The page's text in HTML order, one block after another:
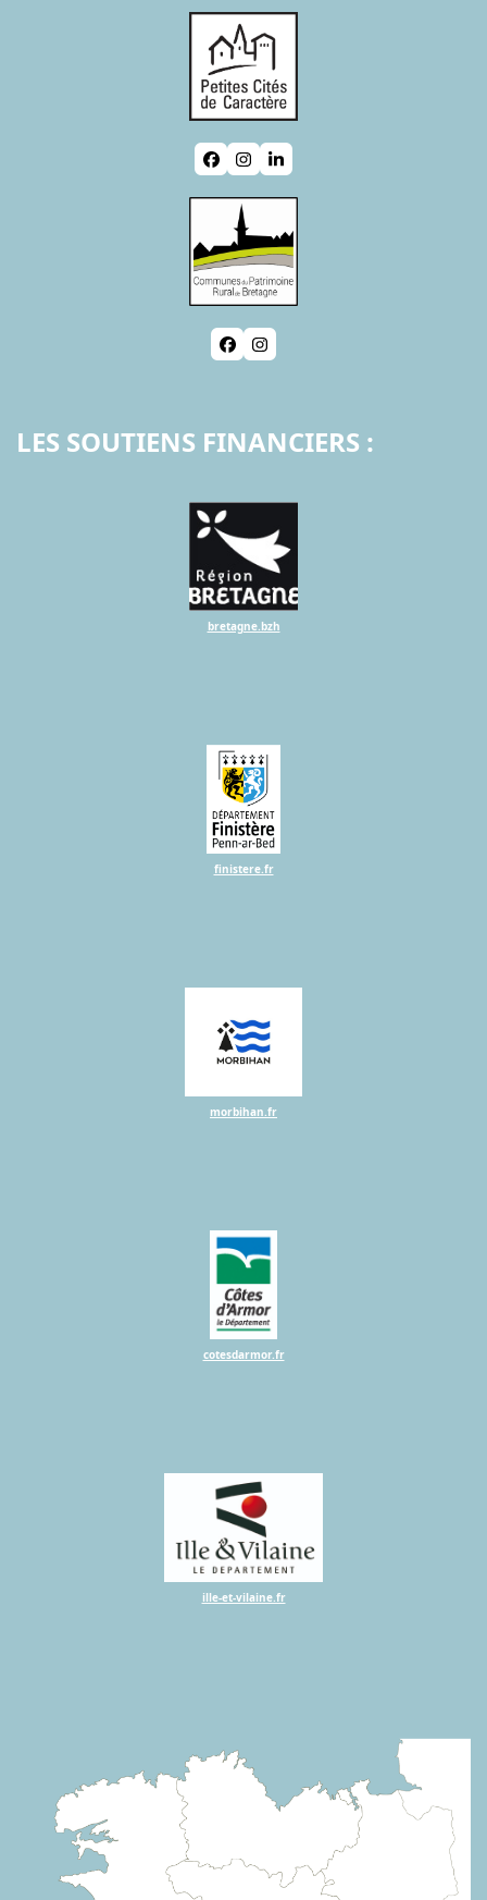
Facebook
Instagram
LinkedIn
FacebookInstagram
LES SOUTIENS FINANCIERS :
bretagne.bzh
finistere.fr
morbihan.fr
cotesdarmor.fr
ille-et-vilaine.fr